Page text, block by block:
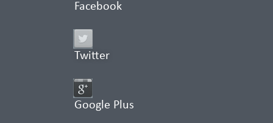
Facebook
Twitter
Google Plus